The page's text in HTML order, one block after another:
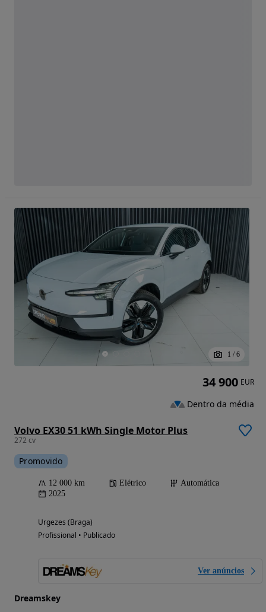
1 / 6
Volvo EX30 51 kWh Single Motor Plus
272 cv
Promovido
12 000 km Elétrico
Automática
2025
Urgezes (Braga)
Profissional • Publicado
Ver anúncios
Dreamskey
34 900 EUR
Dentro da média